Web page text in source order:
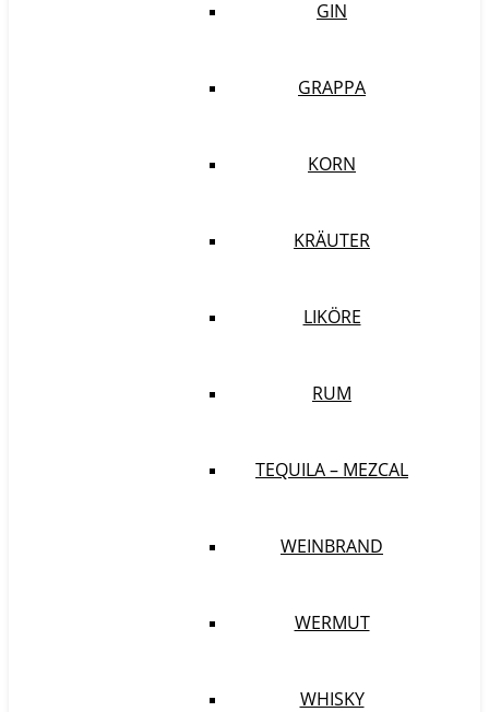
GIN
GRAPPA
KORN
KRÄUTER
LIKÖRE
RUM
TEQUILA – MEZCAL
WEINBRAND
WERMUT
WHISKY